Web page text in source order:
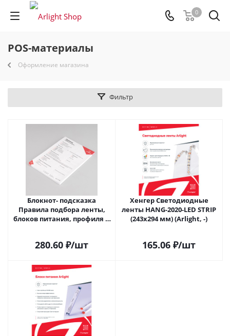
0
POS-материалы
Оформление магазина
Фильтр
Блокнот- подсказка
Правила подбора ленты,
блоков питания, профиля и
280.60 ₽/шт
Хенгер Светодиодные
ленты HANG-2020-LED STRIP
(243x294 мм) (Arlight, -)
165.06 ₽/шт